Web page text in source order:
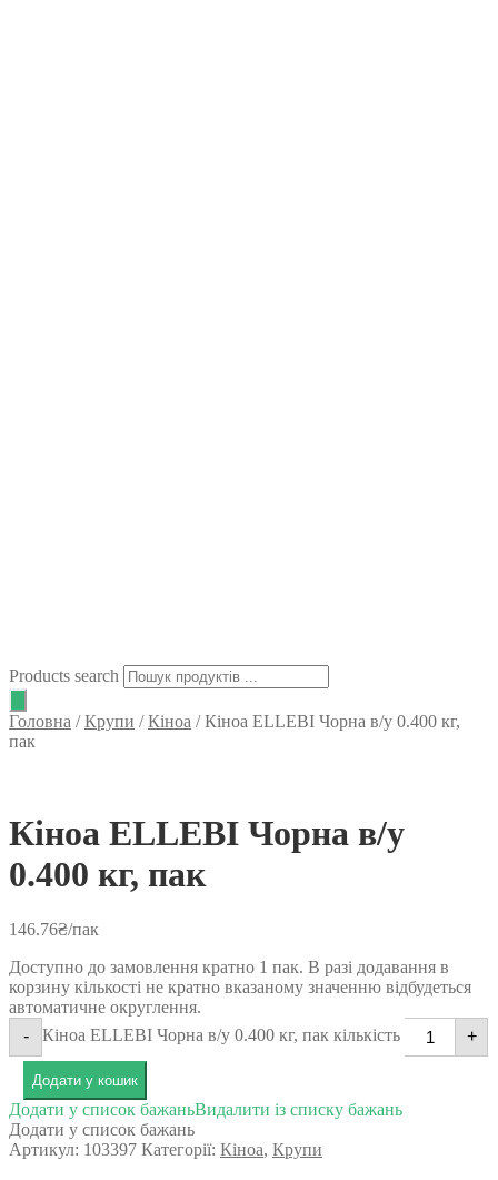
Products search
Головна /Крупи /Кіноа /Кіноа ELLEBI Чорна в/у 0.400 кг,
пак
Кіноа ELLEBI Чорна в/у
0.400 кг, пак
146.76₴/пак
Доступно до замовлення кратно 1 пак. В разі додавання в
корзину кількості не кратно вказаному значенню відбудеться
автоматичне округлення.
-
Кіноа ELLEBI Чорна в/у 0.400 кг, пак кількість +
Додати у кошик
Додати у список бажаньВидалити із списку бажань
Додати у список бажань
Артикул: 103397 Категорії: Кіноа, Крупи